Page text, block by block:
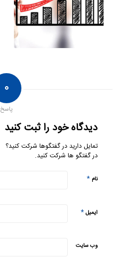
۰
پاسخ
دیدگاه خود را ثبت کنید
تمایل دارید در گفتگوها شرکت کنید؟
در گفتگو ها شرکت کنید.
نام*
ایمیل*
وب‌ سایت